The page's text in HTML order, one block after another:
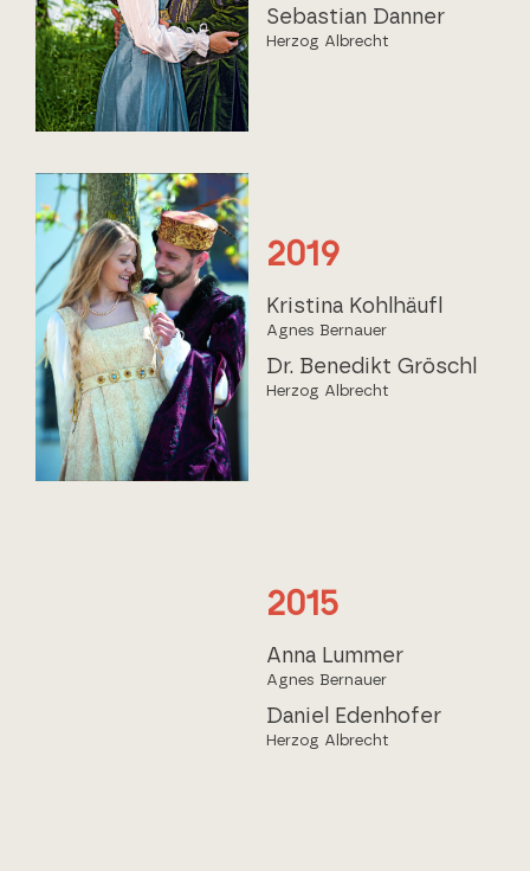
Sebastian Danner
Herzog Albrecht
2019
Kristina Kohlhäufl
Agnes Bernauer
Dr. Benedikt Gröschl
Herzog Albrecht
2015
Anna Lummer
Agnes Bernauer
Daniel Edenhofer
Herzog Albrecht